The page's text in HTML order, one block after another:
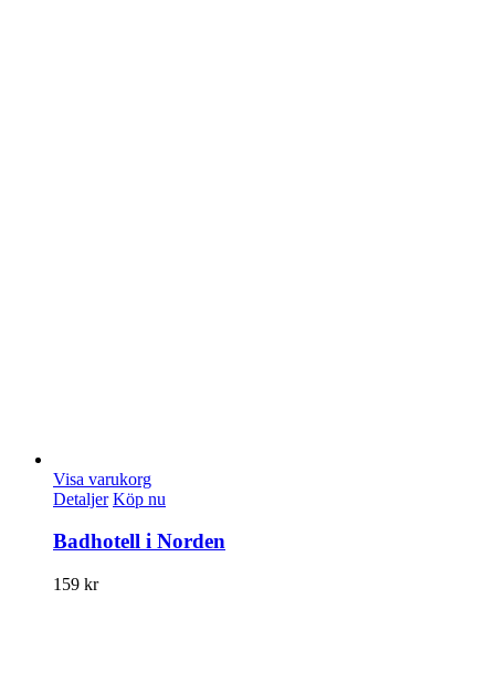
Visa varukorg
Detaljer Köp nu
Badhotell i Norden
159 kr